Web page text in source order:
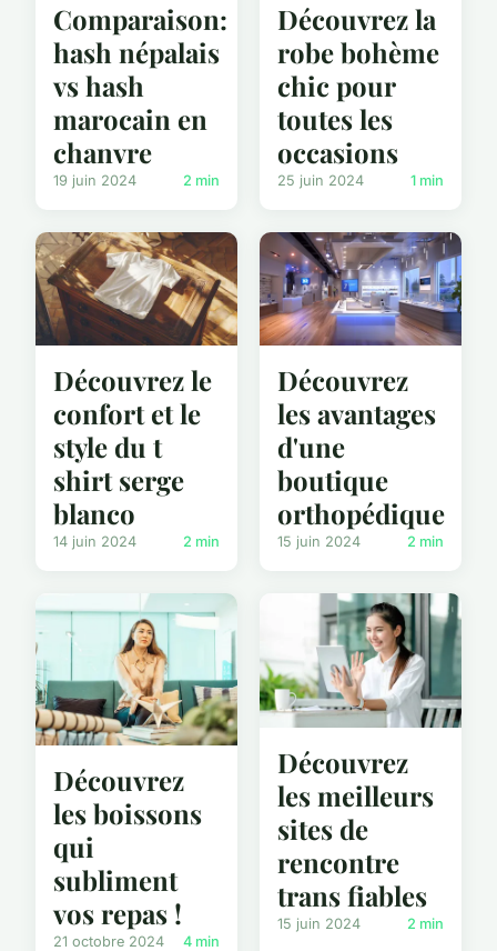
Comparaison:
hash népalais
vs hash
marocain en
chanvre
19 juin 2024 2 min
Découvrez la
robe bohème
chic pour
toutes les
occasions
25 juin 2024 1 min
Découvrez le
confort et le
style du t
shirt serge
blanco
14 juin 2024 2 min
Découvrez
les avantages
d'une
boutique
orthopédique
15 juin 2024 2 min
Découvrez
les boissons
qui
subliment
vos repas !
21 octobre 2024 4 min
Découvrez
les meilleurs
sites de
rencontre
trans fiables
15 juin 2024 2 min